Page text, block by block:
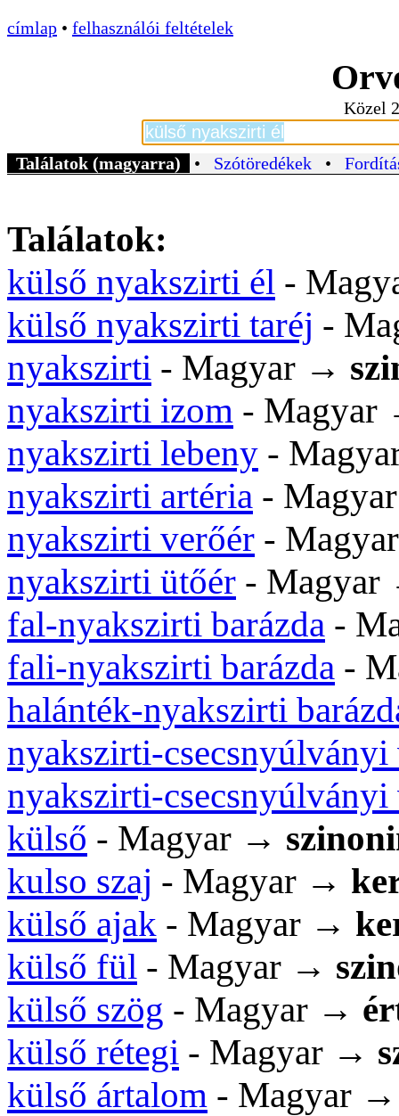
címlap • felhasználói feltételek
Közel
Találatok (magyarra) • Szótöredékek •
Találatok:
külső nyakszirti él -
külső nyakszirti taréj -
nyakszirti - Magyar →
nyakszirti izom -
nyakszirti lebeny -
nyakszirti artéria -
nyakszirti verőér -
nyakszirti ütőér -
fal-nyakszirti barázda -
fali-nyakszirti barázda -
halánték-nyakszirti
nyakszirti-csecsnyúlványi
nyakszirti-csecsnyúlványi
külső - Magyar →
kulso szaj - Magyar →
külső ajak - Magyar →
külső fül - Magyar →
külső szög - Magyar →
külső rétegi - Magyar →
külső ártalom - Magyar